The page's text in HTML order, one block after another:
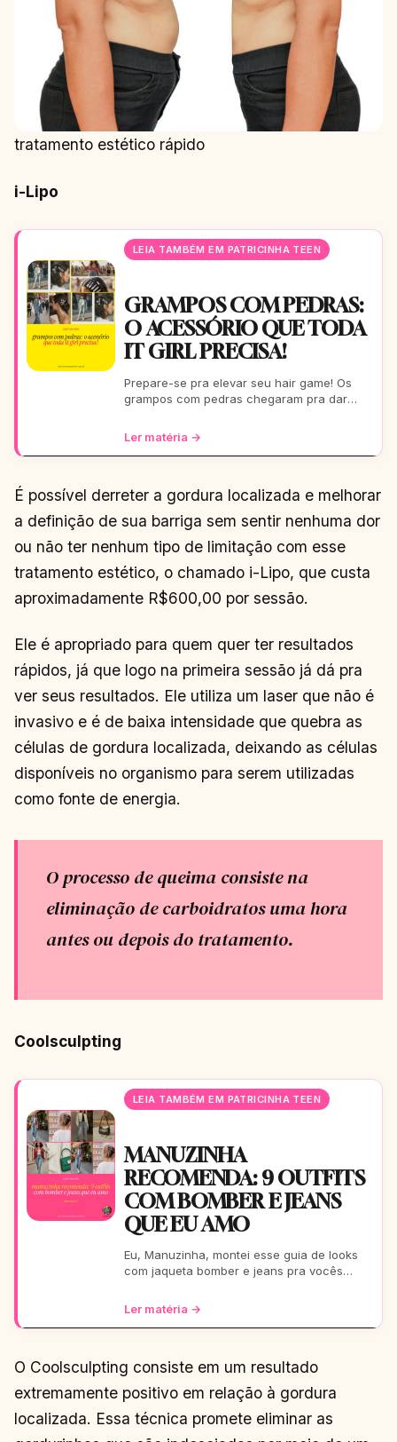
tratamento estético rápido
i-Lipo
LEIA TAMBÉM EM PATRICINHA TEEN
GRAMPOS COM PEDRAS:
O ACESSÓRIO QUE TODA
IT GIRL PRECISA!
Prepare-se pra elevar seu hair game! Os
grampos com pedras chegaram pra dar
casual a uma festa b
Ler matéria →
É possível derreter a gordura localizada e melhorar
a definição de sua barriga sem sentir nenhuma dor
ou não ter nenhum tipo de limitação com esse
tratamento estético, o chamado i-Lipo, que custa
aproximadamente R$600,00 por sessão.
Ele é apropriado para quem quer ter resultados
rápidos, já que logo na primeira sessão já dá pra
ver seus resultados. Ele utiliza um laser que não é
invasivo e é de baixa intensidade que quebra as
células de gordura localizada, deixando as células
disponíveis no organismo para serem utilizadas
como fonte de energia.
O processo de queima consiste na
eliminação de carboidratos uma hora
antes ou depois do tratamento.
Coolsculpting
LEIA TAMBÉM EM PATRICINHA TEEN
MANUZINHA
RECOMENDA: 9 OUTFITS
COM BOMBER E JEANS
QUE EU AMO
Eu, Manuzinha, montei esse guia de looks
com jaqueta bomber e jeans pra vocês
Tudo testado e aprova
Ler matéria →
O Coolsculpting consiste em um resultado
extremamente positivo em relação à gordura
localizada. Essa técnica promete eliminar as